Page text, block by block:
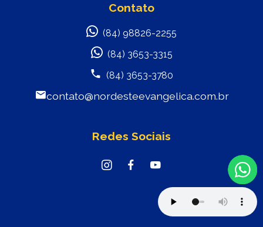
Contato
(84) 98826-2255
(84) 3653-3315
(84) 3653-3780
contato@nordesteevangelica.com.br
Redes Sociais